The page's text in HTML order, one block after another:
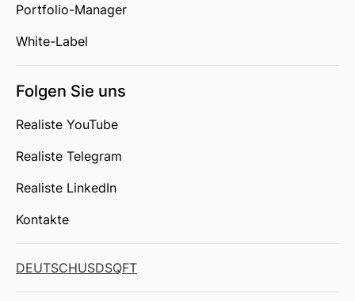
Portfolio-Manager
White-Label
Folgen Sie uns
Realiste YouTube
Realiste Telegram
Realiste LinkedIn
Kontakte
DEUTSCHUSDSQFT